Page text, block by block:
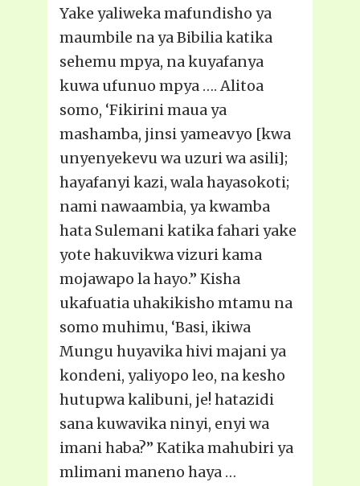
Yake yaliweka mafundisho ya
maumbile na ya Bibilia katika
sehemu mpya, na kuyafanya
kuwa ufunuo mpya …. Alitoa
somo, ‘Fikirini maua ya
mashamba, jinsi yameavyo [kwa
unyenyekevu wa uzuri wa asili];
hayafanyi kazi, wala hayasokoti;
nami nawaambia, ya kwamba
hata Sulemani katika fahari yake
yote hakuvikwa vizuri kama
mojawapo la hayo.’’ Kisha
ukafuatia uhakikisho mtamu na
somo muhimu, ‘Basi, ikiwa
Mungu huyavika hivi majani ya
kondeni, yaliyopo leo, na kesho
hutupwa kalibuni, je! hatazidi
sana kuwavika ninyi, enyi wa
imani haba?” Katika mahubiri ya
mlimani maneno haya …